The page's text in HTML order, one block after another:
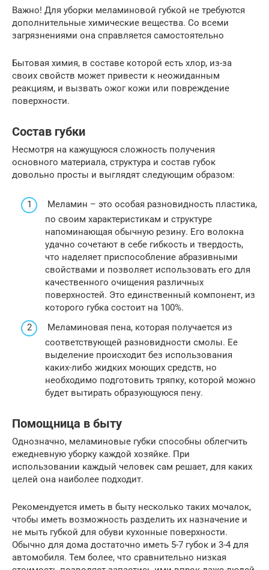
Важно! Для уборки меламиновой губкой не требуются
дополнительные химические вещества. Со всеми
загрязнениями она справляется самостоятельно
Бытовая химия, в составе которой есть хлор, из-за
своих свойств может привести к неожиданным
реакциям, и вызвать ожог кожи или повреждение
поверхности.
Состав губки
Несмотря на кажущуюся сложность получения
основного материала, структура и состав губок
довольно просты и выглядят следующим образом:
Меламин – это особая разновидность пластика,
по своим характеристикам и структуре
напоминающая обычную резину. Его волокна
удачно сочетают в себе гибкость и твердость,
что наделяет приспособление абразивными
свойствами и позволяет использовать его для
качественного очищения различных
поверхностей. Это единственный компонент, из
которого губка состоит на 100%.
Меламиновая пена, которая получается из
соответствующей разновидности смолы. Ее
выделение происходит без использования
каких-либо жидких моющих средств, но
необходимо подготовить тряпку, которой можно
будет вытирать образующуюся пену.
Помощница в быту
Однозначно, меламиновые губки способны облегчить
ежедневную уборку каждой хозяйке. При
использовании каждый человек сам решает, для каких
целей она наиболее подходит.
Рекомендуется иметь в быту несколько таких мочалок,
чтобы иметь возможность разделить их назначение и
не мыть губкой для обуви кухонные поверхности.
Обычно для дома достаточно иметь 5-7 губок и 3-4 для
автомобиля. Тем более, что сравнительно низкая